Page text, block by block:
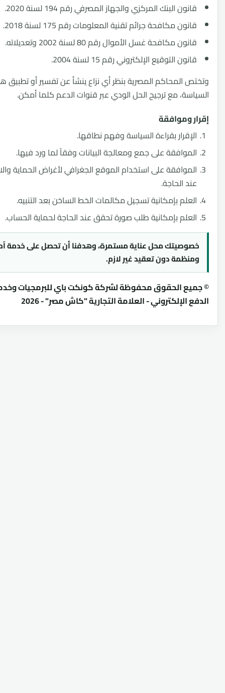
البنك المركزي والجهاز المصرفي رقم 194 لسنة 2020.
مكافحة جرائم تقنية المعلومات رقم 175 لسنة 2018.
مكافحة غسل الأموال رقم 80 لسنة 2002 وتعديلاته.
التوقيع الإلكتروني رقم 15 لسنة 2004.
المحاكم المصرية بنظر أي نزاع ينشأ عن تفسير أو تطبيق هذه
مع ترجيح الحل الودي عبر قنوات الدعم كلما أمكن.
وموافقة
بقراءة السياسة وفهم نطاقها.
على جمع ومعالجة البيانات وفقاً لما ورد فيها.
على استخدام الموقع الجغرافي لأغراض الحماية والامتثال
الحاجة.
بإمكانية تسجيل مكالمات الخط الساخن بعد التنبيه.
بإمكانية طلب صورة تحقق عند الحاجة لحماية الحساب.
محل عناية مستمرة، وهدفنا أن تحصل على خدمة آمنة
دون تعقيد غير لازم.
الحقوق محفوظة لشركة كونكت باي للبرمجيات وخدمات
الإلكتروني - العلامة التجارية "كاش مصر" - 2026